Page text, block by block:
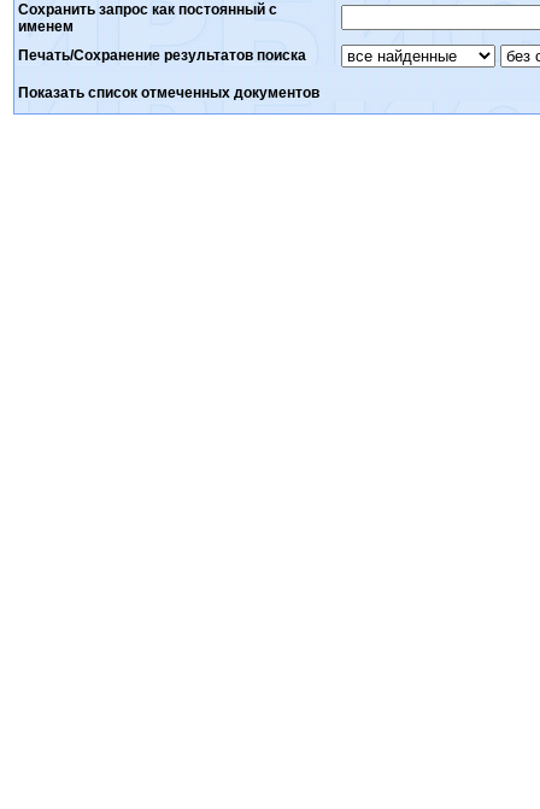
Сохранить запрос как постоянный с
именем
Печать/Сохранение результатов поиска
Показать список отмеченных документов